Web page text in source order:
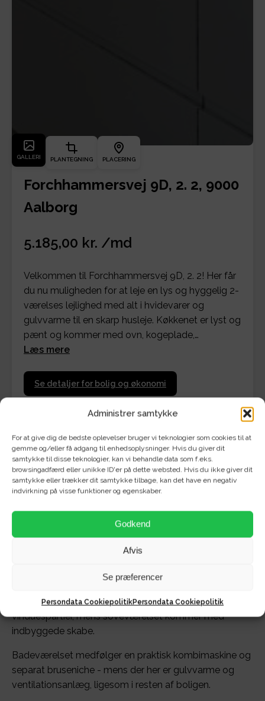
Administrer samtykke
For at give dig de bedste oplevelser bruger vi teknologier som cookies til at
gemme og/eller få adgang til enhedsoplysninger. Hvis du giver dit
samtykke til disse teknologier, kan vi behandle data som f.eks.
browsingadfærd eller unikke ID'er på dette websted. Hvis du ikke giver dit
samtykke eller trækker dit samtykke tilbage, kan det have en negativ
indvirkning på visse funktioner og egenskaber.
Godkend
Afvis
Se præferencer
Persondata CookiepolitikPersondata Cookiepolitik
GALLERI PLANTEGNING PLACERING
Forchhammersvej 9D, 2. 2, 9000
Aalborg
5.185,00 kr. /md
Velkommen til Forchhammersvej 9D, 2. 2! Her får
du nu muligheden for at leje en lys og hyggelig 2-
værelses lejlighed med alt i hvidevarer og
gulvvarme til en skarp husleje. Køkkenet er lyst og
pænt og kommer med ovn, kogeplade,…
Læs mere
Se detaljer for bolig og økonomi
Velkommen til Forchhammersvej 9D, 2. 2!
Her får du nu muligheden for at leje en lys og hyggelig
2-værelses lejlighed med alt i hvidevarer og gulvvarme
Køkkenet er lyst og pænt og kommer med ovn,
Lejlighedens stue er godt lyst af de gode
vinduespartier, mens soveværelset kommer med
indbyggede skabe.
Badeværelset medfølger en praktisk kombimaskine og
separat bruseniche - mens der her er gulvvarme og
ventilationsanlæg, ligesom i resten af boligen.